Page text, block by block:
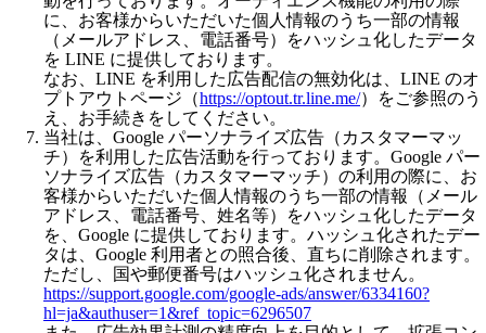
に、お客様からいただいた個人情報のうち一部の情報
（メールアドレス、電話番号）をハッシュ化したデータ
を LINE に提供しております。
なお、LINE を利用した広告配信の無効化は、LINE のオ
プトアウトページ（https://optout.tr.line.me/）をご参照のう
え、お手続きをしてください。
当社は、Google パーソナライズ広告（カスタマーマッ
チ）を利用した広告活動を行っております。Google パー
ソナライズ広告（カスタマーマッチ）の利用の際に、お
客様からいただいた個人情報のうち一部の情報（メール
アドレス、電話番号、姓名等）をハッシュ化したデータ
を、Google に提供しております。ハッシュ化されたデー
タは、Google 利用者との照合後、直ちに削除されます。
ただし、国や郵便番号はハッシュ化されません。
https://support.google.com/google-ads/answer/6334160?
hl=ja&authuser=1&ref_topic=6296507